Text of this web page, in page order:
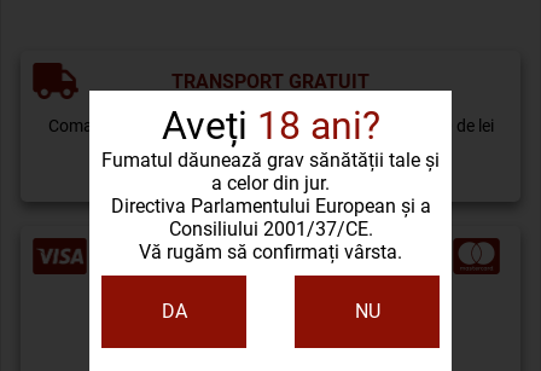
Aveți 18 ani?
Fumatul dăunează grav sănătății tale și
a celor din jur.
Directiva Parlamentului European și a
Consiliului 2001/37/CE.
Vă rugăm să confirmați vârsta.
DA NU
TRANSPORT GRATUIT
Comanda minimă pentru transport gratuit este de 200 de lei
PLATA CU CARDUL
Plata se poate face cu cardul și